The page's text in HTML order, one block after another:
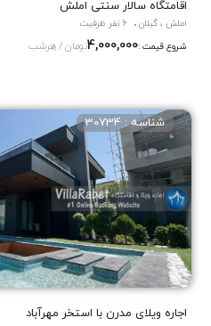
اقامتگاه سالار سنتی املش
املش ، گیلان
6 نفر ظرفیت
شروع قیمت :4,000,000تومان / هرشب
اجاره ویلای مدرن با استخر مهرآباد
شناسه : 30734